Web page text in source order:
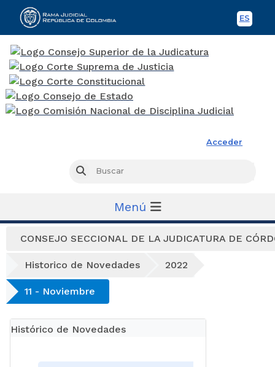
ES
Acceder
Buscar
Menú
CONSEJO SECCIONAL DE LA JUDICATURA DE
Historico de Novedades 2022
11 - Noviembre
Histórico de Novedades